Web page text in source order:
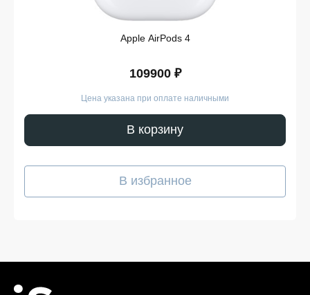
Apple AirPods 4
109900 ₽
Цена указана при оплате наличными
В корзину
В избранное